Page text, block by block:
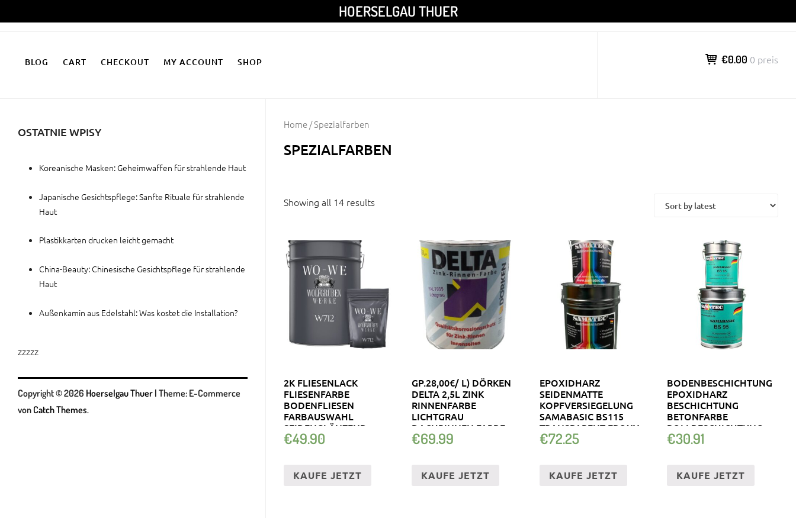
Inhalt
HOERSELGAU THUER
BLOG CART CHECKOUT MY ACCOUNT SHOP €0.00 0 preis
Home/ Spezialfarben
SPEZIALFARBEN
Showing all 14 results
2K FLIESENLACK
FLIESENFARBE
BODENFLIESEN
FARBAUSWAHL
SEIDENGLÄNZEND
W712 2,5-20KG
€49.90
KAUFE JETZT
GP.28,00€/ L) DÖRKEN
DELTA 2,5L ZINK
RINNENFARBE
LICHTGRAU
DACHRINNEN FARBE
€69.99
KAUFE JETZT
EPOXIDHARZ
SEIDENMATTE
KOPFVERSIEGELUNG
SAMABASIC BS115
TRANSPARENT EPOXY
€72.25
KAUFE JETZT
BODENBESCHICHTUNG
EPOXIDHARZ
BESCHICHTUNG
BETONFARBE
ROLLBESCHICHTUNG
BS95 SAMABASIC
€30.91
KAUFE JETZT
OSTATNIE WPISY
Koreanische Masken: Geheimwaffen für strahlende Haut
Japanische Gesichtspflege: Sanfte Rituale für strahlende
Haut
Plastikkarten drucken leicht gemacht
China-Beauty: Chinesische Gesichtspflege für strahlende
Haut
Außenkamin aus Edelstahl: Was kostet die Installation?
zzzzz
Copyright © 2026 Hoerselgau Thuer | Theme: E-Commerce
von Catch Themes.